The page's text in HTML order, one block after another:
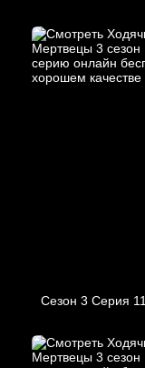
Сезон 3 Серия 11